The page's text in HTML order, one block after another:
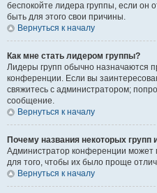
беспокойте лидера группы, если он
быть для этого свои причины.
Вернуться к началу
Как мне стать лидером группы?
Лидеры групп обычно назначаются
конференции. Если вы
свяжитесь с администратором;
сообщение.
Вернуться к началу
Почему названия некоторых групп
Администратор конференции может
для того, чтобы их было проще
Вернуться к началу